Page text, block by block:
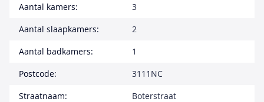
Aantal kamers:
3
Aantal slaapkamers:
2
Aantal badkamers:
1
Postcode:
3111NC
Straatnaam:
Boterstraat